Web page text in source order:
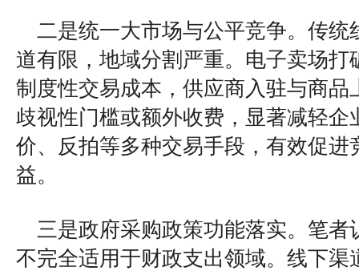
二是统一大市场与公平竞争。传统
道有限，地域分割严重。电子卖场打
制度性交易成本，供应商入驻与商品
歧视性门槛或额外收费，显著减轻企
价、反拍等多种交易手段，有效促进
益。
三是政府采购政策功能落实。笔者
不完全适用于财政支出领域。线下渠